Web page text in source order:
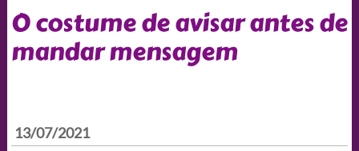
O costume de avisar antes de
mandar mensagem
13/07/2021